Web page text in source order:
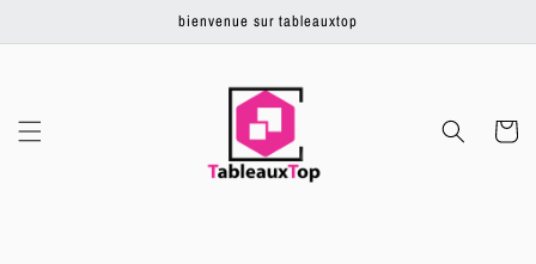
contenu
bienvenue sur tableauxtop
Panier